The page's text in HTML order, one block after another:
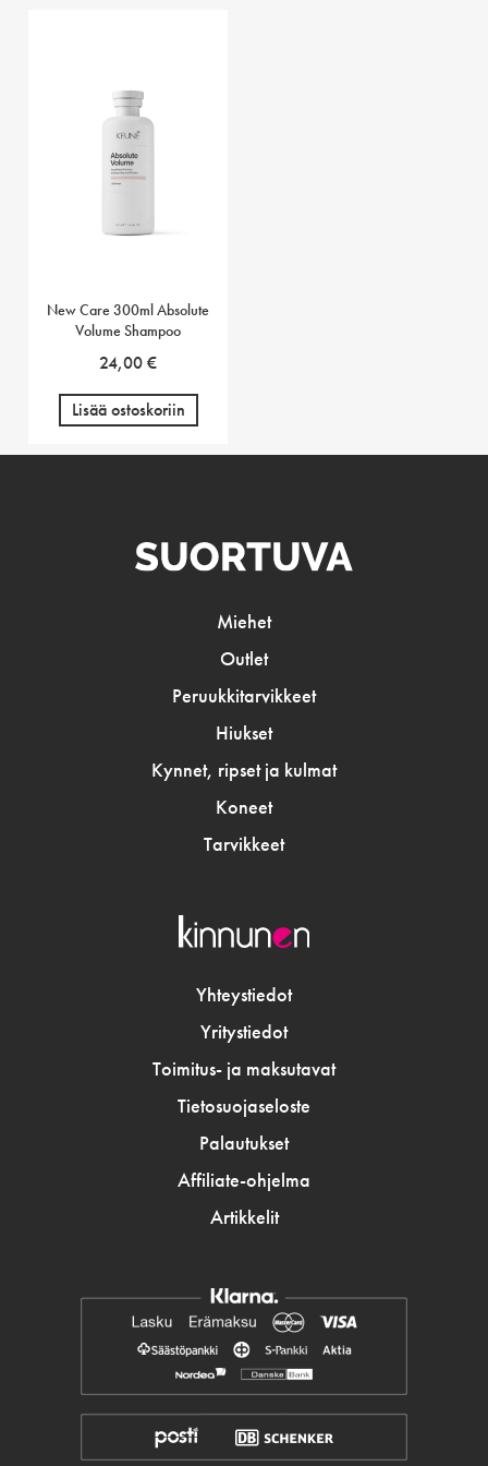
New Care 300ml Absolute
Volume Shampoo
24,00€
Lisää ostoskoriin
Miehet
Outlet
Peruukkitarvikkeet
Hiukset
Kynnet, ripset ja kulmat
Koneet
Tarvikkeet
Yhteystiedot
Yritystiedot
Toimitus- ja maksutavat
Tietosuojaseloste
Palautukset
Affiliate-ohjelma
Artikkelit